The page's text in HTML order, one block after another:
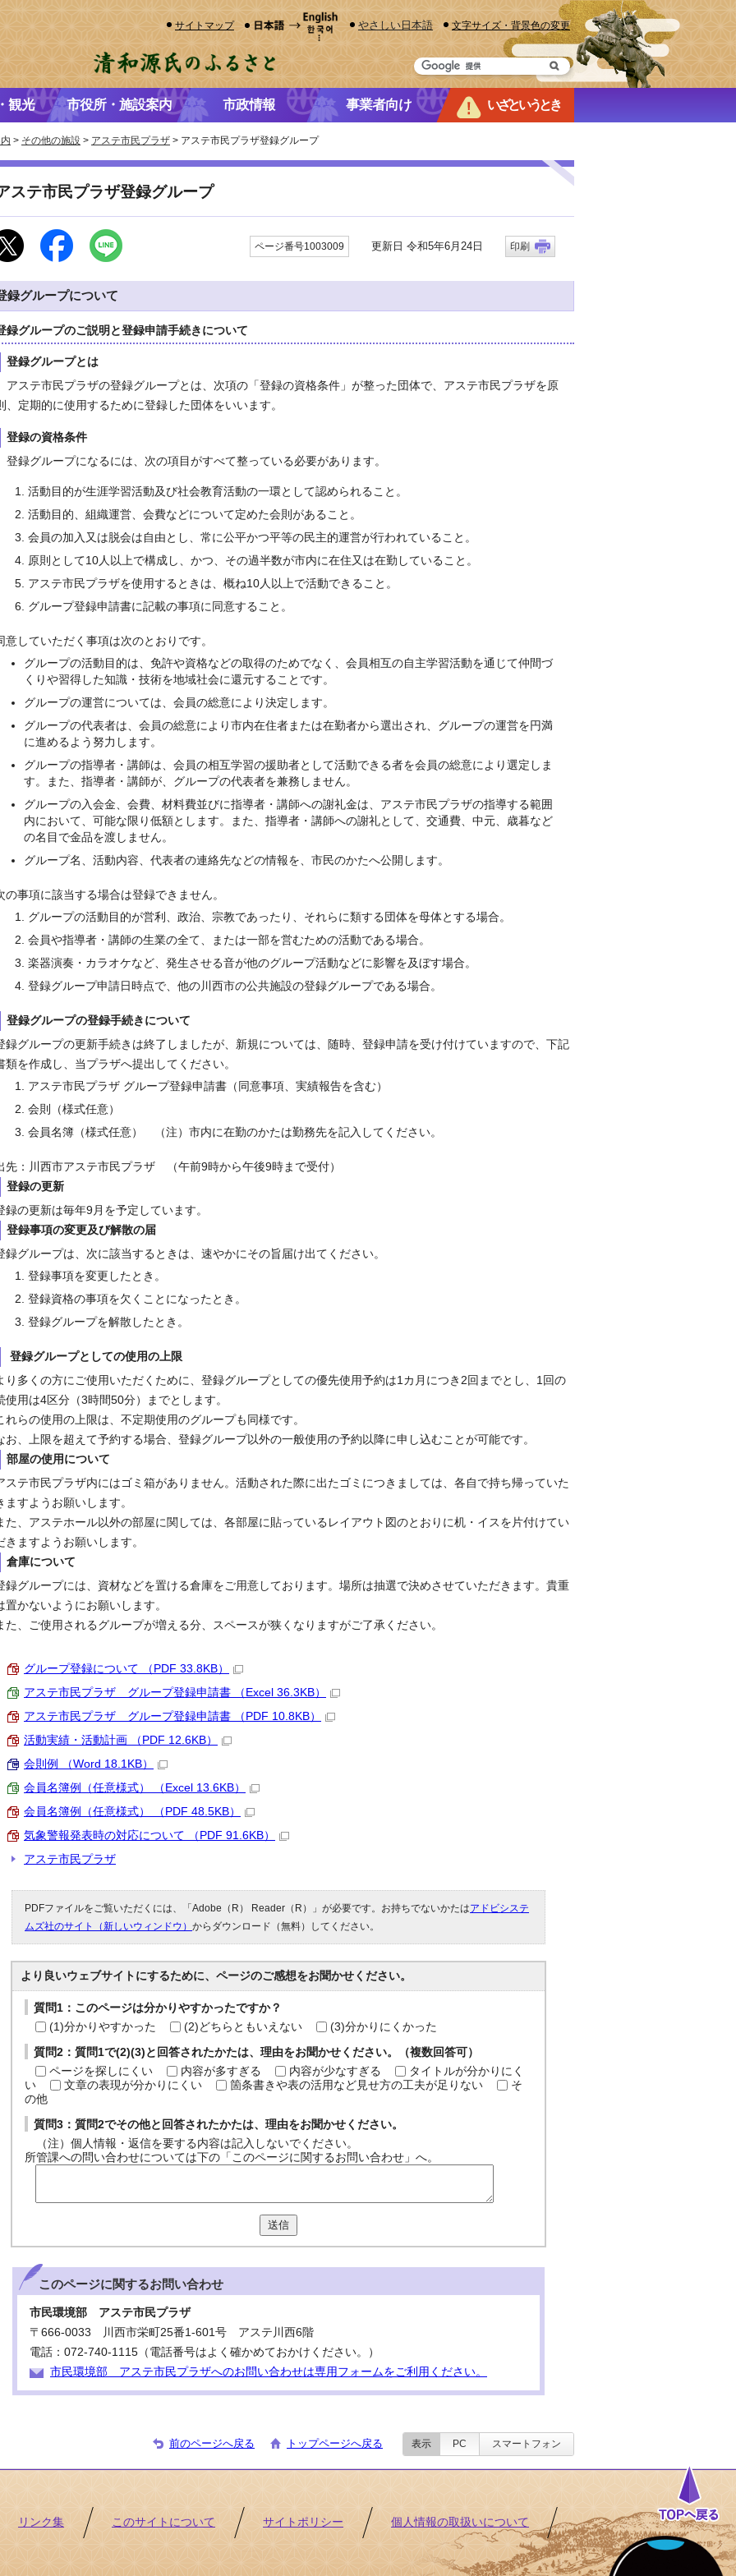
サイトマップ やさしい日本語 文字サイズ・背景色の変更
観光 市役所・施設案内 市政情報 事業者向け いざというとき
> その他の施設 > アステ市民プラザ > アステ市民プラザ登録グループ
ステ市民プラザ登録グループ
ページ番号1003009 更新日 令和5年6月24日 印刷
録グループについて
録グループのご説明と登録申請手続きについて
登録グループとは
アステ市民プラザの登録グループとは、次項の「登録の資格条件」が整った団体で、アステ市民プラザを原
、定期的に使用するために登録した団体をいいます。
登録の資格条件
登録グループになるには、次の項目がすべて整っている必要があります。
活動目的が生涯学習活動及び社会教育活動の一環として認められること。
活動目的、組織運営、会費などについて定めた会則があること。
会員の加入又は脱会は自由とし、常に公平かつ平等の民主的運営が行われていること。
原則として10人以上で構成し、かつ、その過半数が市内に在住又は在勤していること。
アステ市民プラザを使用するときは、概ね10人以上で活動できること。
グループ登録申請書に記載の事項に同意すること。
していただく事項は次のとおりです。
グループの活動目的は、免許や資格などの取得のためでなく、会員相互の自主学習活動を通じて仲間づ
くりや習得した知識・技術を地域社会に還元することです。
グループの運営については、会員の総意により決定します。
グループの代表者は、会員の総意により市内在住者または在勤者から選出され、グループの運営を円満
に進めるよう努力します。
グループの指導者・講師は、会員の相互学習の援助者として活動できる者を会員の総意により選定しま
す。また、指導者・講師が、グループの代表者を兼務しません。
グループの入会金、会費、材料費並びに指導者・講師への謝礼金は、アステ市民プラザの指導する範囲
内において、可能な限り低額とします。また、指導者・講師への謝礼として、交通費、中元、歳暮など
の名目で金品を渡しません。
グループ名、活動内容、代表者の連絡先などの情報を、市民のかたへ公開します。
事項に該当する場合は登録できません。
グループの活動目的が営利、政治、宗教であったり、それらに類する団体を母体とする場合。
会員や指導者・講師の生業の全て、または一部を営むための活動である場合。
楽器演奏・カラオケなど、発生させる音が他のグループ活動などに影響を及ぼす場合。
登録グループ申請日時点で、他の川西市の公共施設の登録グループである場合。
登録グループの登録手続きについて
グループの更新手続きは終了しましたが、新規については、随時、登録申請を受け付けていますので、下記
類を作成し、当プラザへ提出してください。
アステ市民プラザ グループ登録申請書（同意事項、実績報告を含む）
会則（様式任意）
会員名簿（様式任意） （注）市内に在勤のかたは勤務先を記入してください。
先：川西市アステ市民プラザ （午前9時から午後9時まで受付）
登録の更新
の更新は毎年9月を予定しています。
登録事項の変更及び解散の届
グループは、次に該当するときは、速やかにその旨届け出てください。
登録事項を変更したとき。
登録資格の事項を欠くことになったとき。
登録グループを解散したとき。
登録グループとしての使用の上限
多くの方にご使用いただくために、登録グループとしての優先使用予約は1カ月につき2回までとし、1回の
使用は4区分（3時間50分）までとします。
らの使用の上限は、不定期使用のグループも同様です。
、上限を超えて予約する場合、登録グループ以外の一般使用の予約以降に申し込むことが可能です。
部屋の使用について
テ市民プラザ内にはゴミ箱がありません。活動された際に出たゴミにつきましては、各自で持ち帰っていた
ますようお願いします。
、アステホール以外の部屋に関しては、各部屋に貼っているレイアウト図のとおりに机・イスを片付けてい
きますようお願いします。
倉庫について
グループには、資材などを置ける倉庫をご用意しております。場所は抽選で決めさせていただきます。貴重
置かないようにお願いします。
、ご使用されるグループが増える分、スペースが狭くなりますがご了承ください。
グループ登録について （PDF 33.8KB）
アステ市民プラザ グループ登録申請書 （Excel 36.3KB）
アステ市民プラザ グループ登録申請書 （PDF 10.8KB）
活動実績・活動計画 （PDF 12.6KB）
会則例 （Word 18.1KB）
会員名簿例（任意様式） （Excel 13.6KB）
会員名簿例（任意様式） （PDF 48.5KB）
気象警報発表時の対応について （PDF 91.6KB）
アステ市民プラザ
PDFファイルをご覧いただくには、「Adobe（R） Reader（R）」が必要です。お持ちでないかたはアドビシステ
ムズ社のサイト（新しいウィンドウ） からダウンロード（無料）してください。
より良いウェブサイトにするために、ページのご感想をお聞かせください。
質問1：このページは分かりやすかったですか？
(1)分かりやすかった
(2)どちらともいえない (3)分かりにくかった
質問2：質問1で(2)(3)と回答されたかたは、理由をお聞かせください。（複数回答可）
ページを探しにくい
内容が多すぎる 内容が少なすぎる
タイトルが分かりにく
い
文章の表現が分かりにくい 箇条書きや表の活用など見せ方の工夫が足りない
そ
の他
質問3：質問2でその他と回答されたかたは、理由をお聞かせください。
（注）個人情報・返信を要する内容は記入しないでください。
所管課への問い合わせについては下の「このページに関するお問い合わせ」へ。
送信
このページに関するお問い合わせ
市民環境部 アステ市民プラザ
〒666-0033 川西市栄町25番1-601号 アステ川西6階
電話：072-740-1115（電話番号はよく確かめておかけください。）
市民環境部 アステ市民プラザへのお問い合わせは専用フォームをご利用ください。
前のページへ戻る トップページへ戻る 表示 PC スマートフォン
リンク集 このサイトについて サイトポリシー 個人情報の取扱いについて